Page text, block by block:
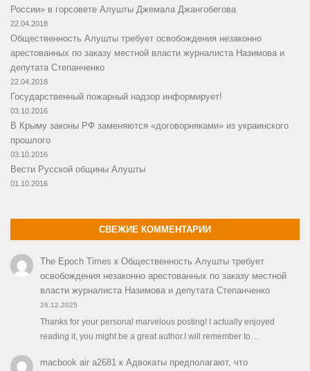
России» в горсовете Алушты Джемала Джангобегова
22.04.2018
Общественность Алушты требует освобождения незаконно
арестованных по заказу местной власти журналиста Назимова и
депутата Степанченко
22.04.2018
Государственный пожарный надзор информирует!
03.10.2016
В Крыму законы РФ заменяются «договорняками» из украинского
прошлого
03.10.2016
Вести Русской общины Алушты
01.10.2016
СВЕЖИЕ КОММЕНТАРИИ
The Epoch Times к Общественность Алушты требует
освобождения незаконно арестованных по заказу местной
власти журналиста Назимова и депутата Степанченко
26.12.2025
Thanks for your personal marvelous posting! I actually enjoyed
reading it, you might be a great author.I will remember to…
macbook air a2681к Адвокаты предполагают, что